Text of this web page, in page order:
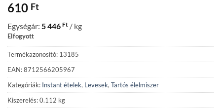
610 Ft
Egységár: 5 446 Ft / kg
Elfogyott
Termékazonosító: 13185
EAN: 8712566205967
Kategóriák: Instant ételek, Levesek, Tartós élelmiszer
Kiszerelés: 0.112 kg